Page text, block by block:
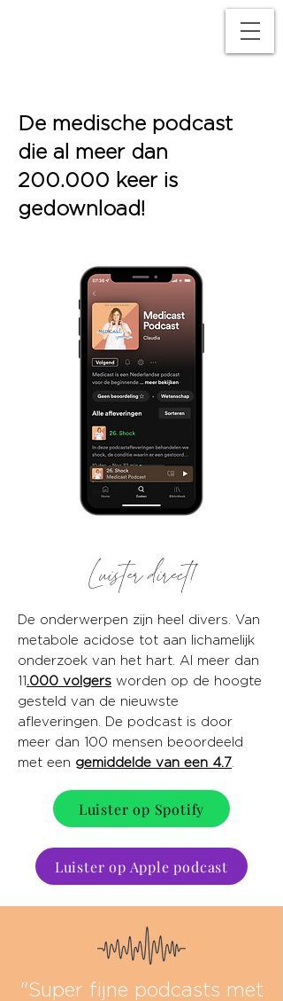
De medische podcast
die al meer dan
200.000 keer is
gedownload!
Luister direct!
De onderwerpen zijn heel divers. Van
metabole acidose tot aan lichamelijk
onderzoek van het hart. Al meer dan
11 .000 volgers worden op de hoogte
gesteld van de nieuwste
afleveringen. De podcast is door
meer dan 100 mensen beoordeeld
met een gemiddelde van een 4.7
Luister op Spotify
Luister op Apple podcast
"Super fijne podcasts met